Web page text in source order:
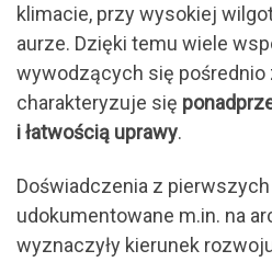
klimacie, przy wysokiej
aurze. Dzięki temu wiele
wywodzących się pośrednio
charakteryzuje się
i łatwością uprawy.
Doświadczenia z
udokumentowane m.in. na
wyznaczyły kierunek